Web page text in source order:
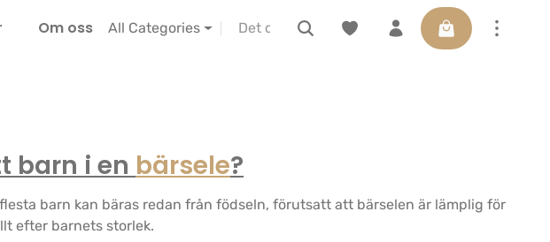
Om oss LELIBA vor Ort erleben Presentkort
All Categories
Varukorgen
barn i en bärsele?
barn kan bäras redan från födseln, förutsatt att bärselen är lämplig för
efter barnets storlek.